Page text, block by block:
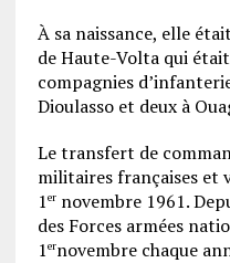
À sa naissance, elle
de Haute-Volta qui
compagnies
Dioulasso et deux à
Le transfert de
militaires françaises et
1ernovembre 1961.
des Forces armées
1ernovembre chaque